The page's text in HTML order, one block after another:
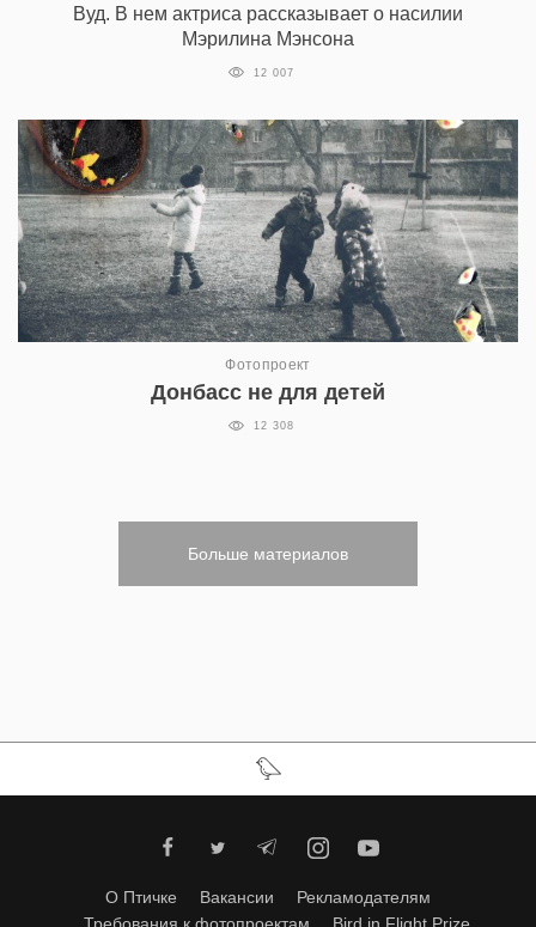
Вуд. В нем актриса рассказывает о насилии
Мэрилина Мэнсона
12 007
Фотопроект
Донбасс не для детей
12 308
Больше материалов
О Птичке Вакансии
Рекламодателям